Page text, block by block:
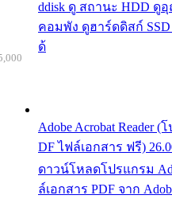
ddisk ดู สถานะ HDD ดู
คอมพัง ดูฮาร์ดดิสก์ SSD
ด้
Adobe Acrobat Reader
DF ไฟล์เอกสาร ฟรี)
ดาวน์โหลดโปรแกรม
ล์เอกสาร PDF จาก